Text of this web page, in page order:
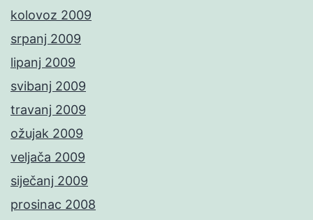
kolovoz 2009
srpanj 2009
lipanj 2009
svibanj 2009
travanj 2009
ožujak 2009
veljača 2009
siječanj 2009
prosinac 2008